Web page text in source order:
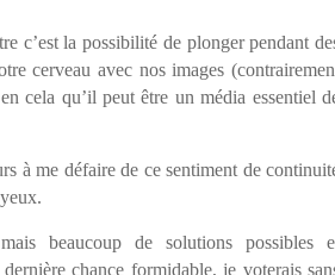
c’est la possibilité de plonger pendant
cerveau avec nos images
cela qu’il peut être un média essentiel
à me défaire de ce sentiment de
beaucoup de solutions possibles
chance formidable, je voterais